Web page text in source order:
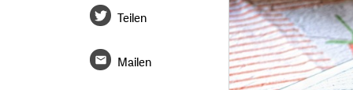
Teilen
Mailen